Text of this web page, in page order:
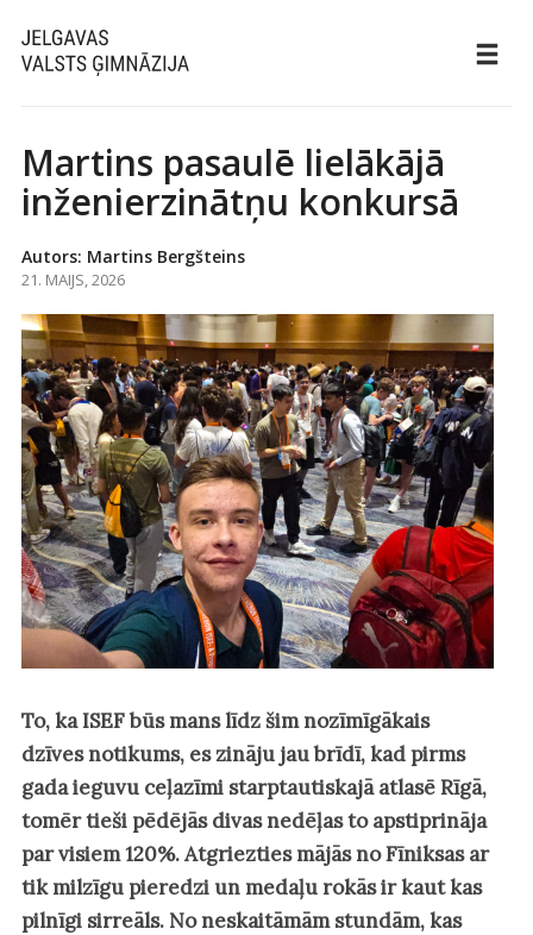
Martins pasaulē lielākājā
inženierzinātņu konkursā
Autors: Martins Bergšteins
21. MAIJS, 2026
To, ka ISEF būs mans līdz šim nozīmīgākais
dzīves notikums, es zināju jau brīdī, kad pirms
gada ieguvu ceļazīmi starptautiskajā atlasē Rīgā,
tomēr tieši pēdējās divas nedēļas to apstiprināja
par visiem 120%. Atgriezties mājās no Fīniksas ar
tik milzīgu pieredzi un medaļu rokās ir kaut kas
pilnīgi sirreāls. No neskaitāmām stundām, kas